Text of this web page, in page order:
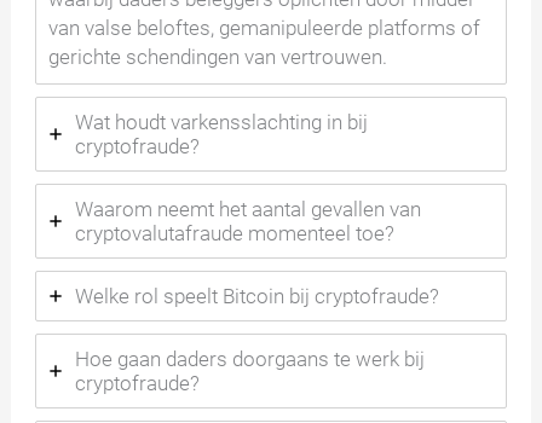
van valse beloftes, gemanipuleerde platforms of
gerichte schendingen van vertrouwen.
Wat houdt varkensslachting in bij
cryptofraude?
Waarom neemt het aantal gevallen van
cryptovalutafraude momenteel toe?
Welke rol speelt Bitcoin bij cryptofraude?
Hoe gaan daders doorgaans te werk bij
cryptofraude?